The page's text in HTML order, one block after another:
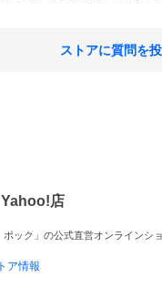
ストアに質問を
店
ック」の公式直営オンラインショ
ア情報